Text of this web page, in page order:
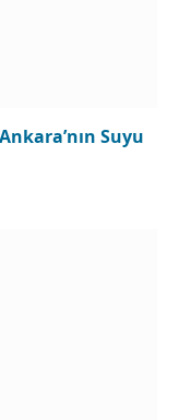
Suyu